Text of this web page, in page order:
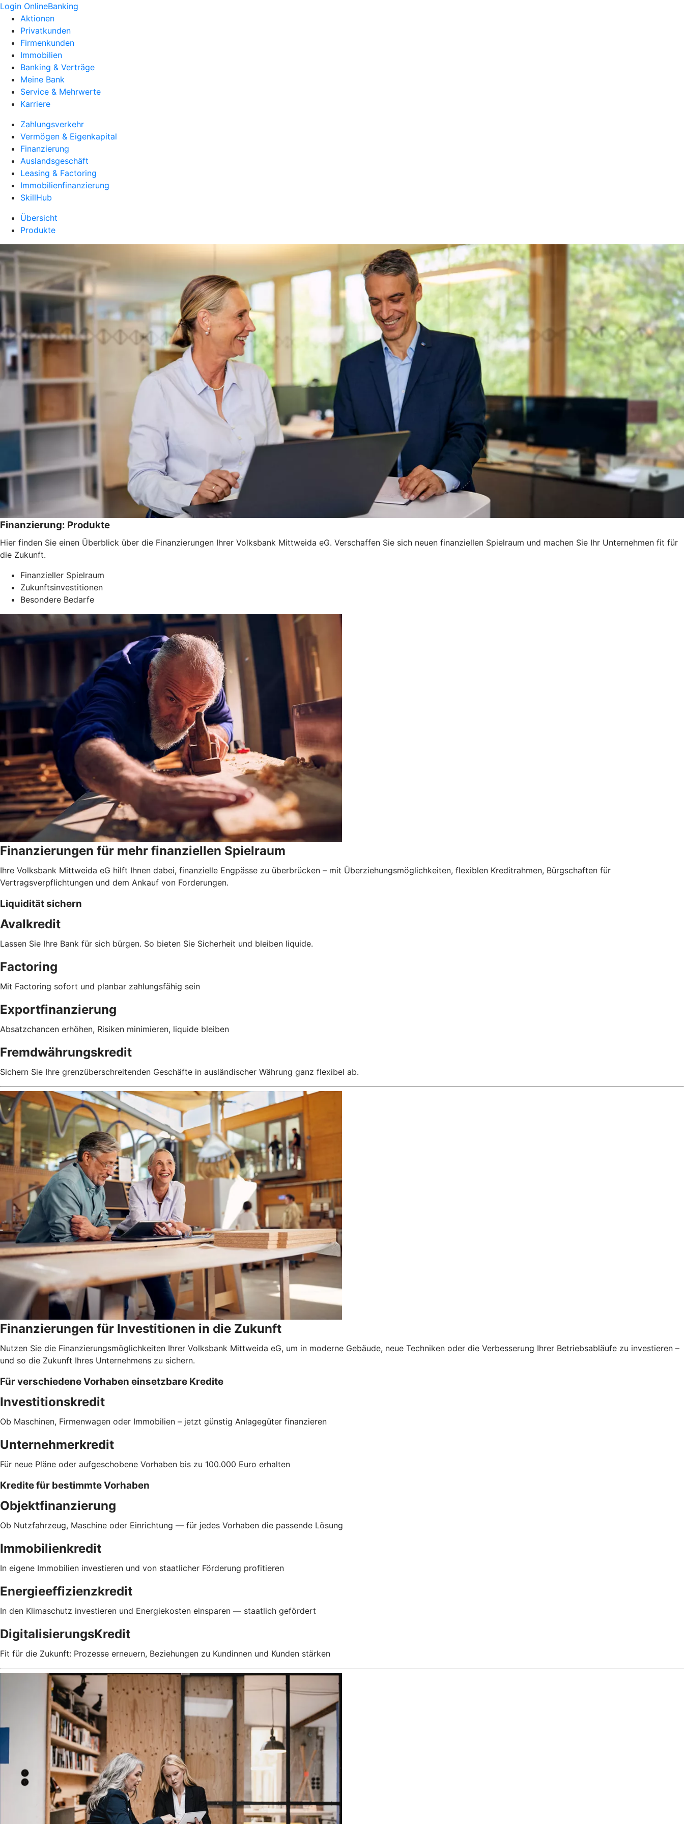
Login OnlineBanking
Aktionen
Privatkunden
Firmenkunden
Immobilien
Banking & Verträge
Meine Bank
Service & Mehrwerte
Karriere
Zahlungsverkehr
Vermögen & Eigenkapital
Finanzierung
Auslandsgeschäft
Leasing & Factoring
Immobilienfinanzierung
SkillHub
Übersicht
Produkte
Finanzierung: Produkte
Hier finden Sie einen Überblick über die Finanzierungen Ihrer Volksbank Mittweida eG. Verschaffen Sie sich neuen finanziellen Spielraum und machen Sie Ihr Unternehmen fit für
die Zukunft.
Finanzieller Spielraum
Zukunftsinvestitionen
Besondere Bedarfe
Finanzierungen für mehr finanziellen Spielraum
Ihre Volksbank Mittweida eG hilft Ihnen dabei, finanzielle Engpässe zu überbrücken – mit Überziehungsmöglichkeiten, flexiblen Kreditrahmen, Bürgschaften für
Vertragsverpflichtungen und dem Ankauf von Forderungen.
Liquidität sichern
Avalkredit
Lassen Sie Ihre Bank für sich bürgen. So bieten Sie Sicherheit und bleiben liquide.
Factoring
Mit Factoring sofort und planbar zahlungsfähig sein
Exportfinanzierung
Absatzchancen erhöhen, Risiken minimieren, liquide bleiben
Fremdwährungskredit
Sichern Sie Ihre grenzüberschreitenden Geschäfte in ausländischer Währung ganz flexibel ab.
Finanzierungen für Investitionen in die Zukunft
Nutzen Sie die Finanzierungsmöglichkeiten Ihrer Volksbank Mittweida eG, um in moderne Gebäude, neue Techniken oder die Verbesserung Ihrer Betriebsabläufe zu investieren –
und so die Zukunft Ihres Unternehmens zu sichern.
Für verschiedene Vorhaben einsetzbare Kredite
Investitionskredit
Ob Maschinen, Firmenwagen oder Immobilien – jetzt günstig Anlagegüter finanzieren
Unternehmerkredit
Für neue Pläne oder aufgeschobene Vorhaben bis zu 100.000 Euro erhalten
Kredite für bestimmte Vorhaben
Objektfinanzierung
Ob Nutzfahrzeug, Maschine oder Einrichtung — für jedes Vorhaben die passende Lösung
Immobilienkredit
In eigene Immobilien investieren und von staatlicher Förderung profitieren
Energieeffizienzkredit
In den Klimaschutz investieren und Energiekosten einsparen — staatlich gefördert
DigitalisierungsKredit
Fit für die Zukunft: Prozesse erneuern, Beziehungen zu Kundinnen und Kunden stärken